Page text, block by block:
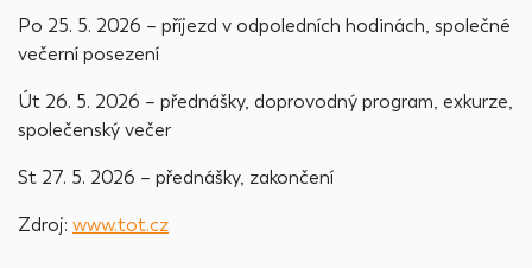
Po 25. 5. 2026 –⁠⁠⁠⁠⁠⁠ příjezd v odpoledních hodinách, společné
večerní posezení
Út 26. 5. 2026 –⁠⁠⁠⁠⁠⁠ přednášky, doprovodný program, exkurze,
společenský večer
St 27. 5. 2026 –⁠⁠⁠⁠⁠⁠ přednášky, zakončení
Zdroj: www.tot.cz